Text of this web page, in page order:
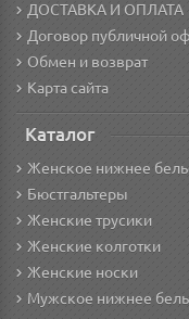
ДОСТАВКА И ОПЛАТА
Договор публичной
Обмен и возврат
Карта сайта
Каталог
Женское нижнее
Бюстгальтеры
Женские трусики
Женские колготки
Женские носки
Мужское нижнее